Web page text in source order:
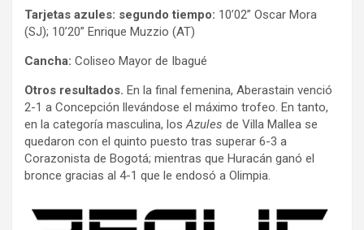
Tarjetas azules: segundo tiempo: 10’02” Oscar Mora
(SJ); 10’20” Enrique Muzzio (AT)
Cancha: Coliseo Mayor de Ibagué
Otros resultados. En la final femenina, Aberastain venció
2-1 a Concepción llevándose el máximo trofeo. En tanto,
en la categoría masculina, losAzules de Villa Mallea se
quedaron con el quinto puesto tras superar 6-3 a
Corazonista de Bogotá; mientras que Huracán ganó el
bronce gracias al 4-1 que le endosó a Olimpia.